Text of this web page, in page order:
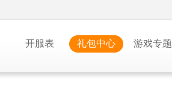
开服表 礼包中心 游戏专题